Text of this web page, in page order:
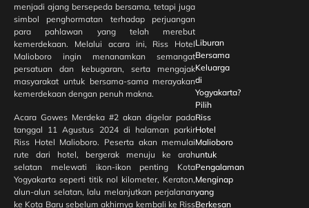
menjadi ajang bersepeda bersama, tetapi juga
simbol penghormatan terhadap perjuangan
para pahlawan yang telah merebut
kemerdekaan. Melalui acara ini, Riss Hotel
Malioboro ingin menanamkan semangat
persatuan dan kebugaran, serta mengajak
masyarakat untuk bersama-sama merayakan
kemerdekaan dengan penuh makna.
Acara Gowes Merdeka #2 akan digelar pada
tanggal 11 Agustus 2024 di halaman parkir
Riss Hotel Malioboro. Peserta akan memulai
rute dari hotel, bergerak menuju ke arah
selatan melewati ikon-ikon penting Kota
Yogyakarta seperti titik nol kilometer, Keraton,
alun-alun selatan, lalu melanjutkan perjalanan
ke Kota Baru sebelum akhirnya kembali ke Riss
Liburan
Bersama
Keluarga
di
Yogyakarta?
Pilih
Riss
Hotel
Malioboro
untuk
Pengalaman
Menginap
yang
Berkesan